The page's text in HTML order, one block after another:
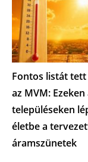
Fontos listát tett
az MVM: Ezeken
településeken
életbe a
áramszünetek